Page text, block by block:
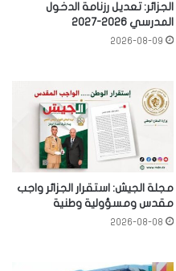
الجزائر: تعديل رزنامة الدخول
المدرسي 2026-2027
2026-08-09
مجلة الجيش: استقرار الجزائر واجب
مقدس ومسؤولية وطنية
2026-08-08